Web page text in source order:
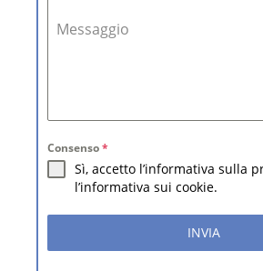
Messaggio
Consenso*
Sì, accetto l’informativa sulla
l’informativa sui cookie.
INVIA